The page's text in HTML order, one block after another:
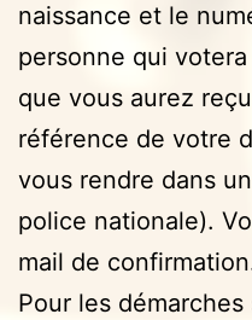
naissance et le
personne qui
que vous aurez
référence de votre
vous rendre dans
police nationale).
mail de
Pour les